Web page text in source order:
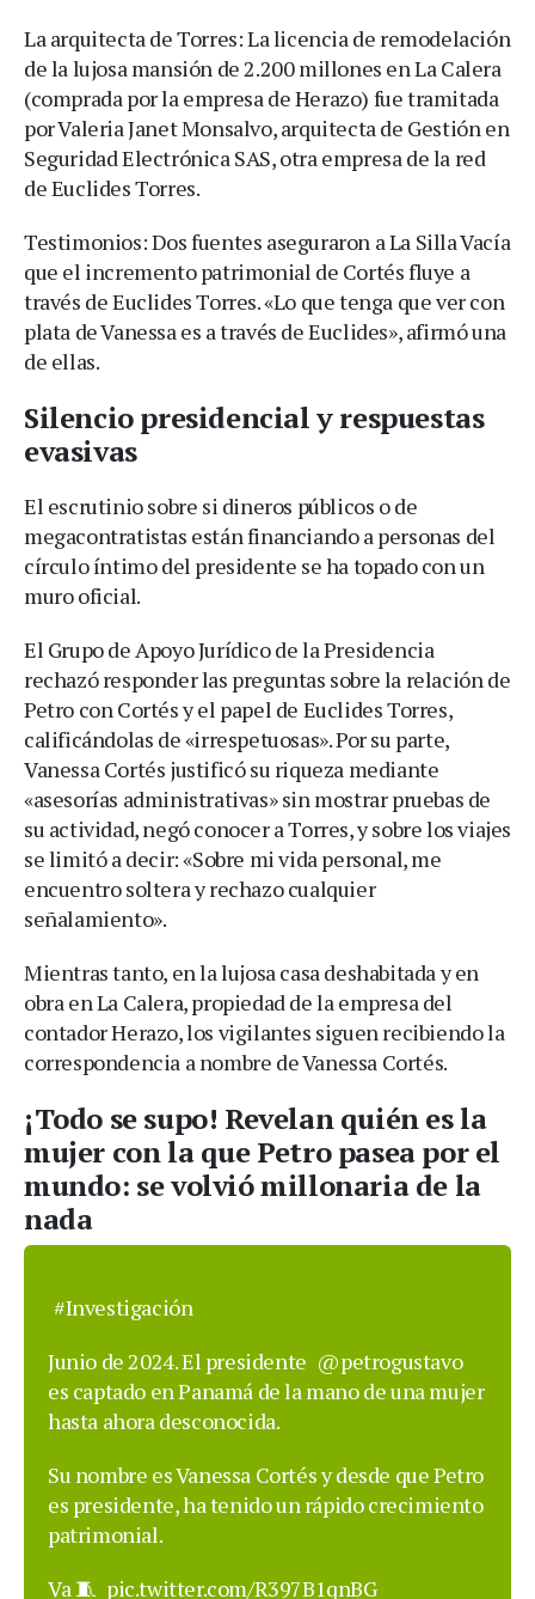
La arquitecta de Torres: La licencia de remodelación
de la lujosa mansión de 2.200 millones en La Calera
(comprada por la empresa de Herazo) fue tramitada
por Valeria Janet Monsalvo, arquitecta de Gestión en
Seguridad Electrónica SAS, otra empresa de la red
de Euclides Torres.
Testimonios: Dos fuentes aseguraron a La Silla Vacía
que el incremento patrimonial de Cortés fluye a
través de Euclides Torres. «Lo que tenga que ver con
plata de Vanessa es a través de Euclides», afirmó una
de ellas.
Silencio presidencial y respuestas
evasivas
El escrutinio sobre si dineros públicos o de
megacontratistas están financiando a personas del
círculo íntimo del presidente se ha topado con un
muro oficial.
El Grupo de Apoyo Jurídico de la Presidencia
rechazó responder las preguntas sobre la relación de
Petro con Cortés y el papel de Euclides Torres,
calificándolas de «irrespetuosas». Por su parte,
Vanessa Cortés justificó su riqueza mediante
«asesorías administrativas» sin mostrar pruebas de
su actividad, negó conocer a Torres, y sobre los viajes
se limitó a decir: «Sobre mi vida personal, me
encuentro soltera y rechazo cualquier
señalamiento».
Mientras tanto, en la lujosa casa deshabitada y en
obra en La Calera, propiedad de la empresa del
contador Herazo, los vigilantes siguen recibiendo la
correspondencia a nombre de Vanessa Cortés.
¡Todo se supo! Revelan quién es la
mujer con la que Petro pasea por el
mundo: se volvió millonaria de la
nada
#Investigación
Junio de 2024. El presidente @petrogustavo
es captado en Panamá de la mano de una mujer
hasta ahora desconocida.
Su nombre es Vanessa Cortés y desde que Petro
es presidente, ha tenido un rápido crecimiento
patrimonial.
Va 🧵 pic.twitter.com/R397B1qnBG